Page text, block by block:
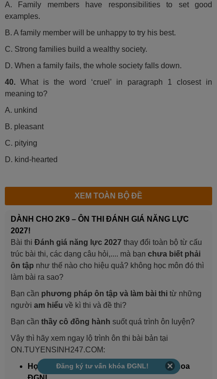
A. Family members have responsibilities to set good
examples.
B. A family member will be unhappy to try his best.
C. Strong families build a wealthy society.
D. When a family fails, the whole society falls down.
40. What is the word ‘cruel’ in paragraph 1 closest in
meaning to?
A. unkind
B. pleasant
C. pitying
D. kind-hearted
XEM TOÀN BỘ ĐỀ
DÀNH CHO 2K9 – ÔN THI ĐÁNH GIÁ NĂNG LỰC
2027!
Bài thi Đánh giá năng lực 2027 thay đổi toàn bộ từ cấu
trúc bài thi, các dạng câu hỏi,.... mà bạn chưa biết phải
ôn tập như thế nào cho hiệu quả? không học môn đó thì
làm bài ra sao?
Bạn cần phương pháp ôn tập và làm bài thi từ những
người am hiểu về kì thi và đề thi?
Bạn cần thầy cô đồng hành suốt quá trình ôn luyện?
Vậy thì hãy xem ngay lộ trình ôn thi bài bản tại
ON.TUYENSINH247.COM:
Học live, luyện đề cùng giáo viên và
Thủ khoa
Đăng ký tư vấn khóa ĐGNL!